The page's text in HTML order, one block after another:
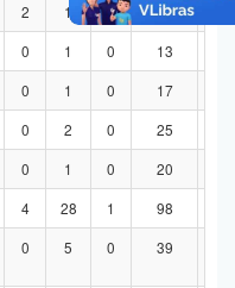
2 1 0 21
0 1 0 13
0 1 0 17
0 2 0 25
0 1 0 20
4 28 1 98
0 5 0 39